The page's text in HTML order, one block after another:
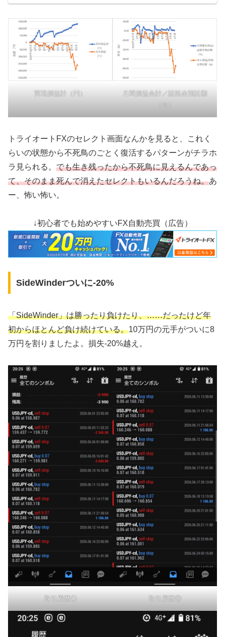
実現損益計（円）
月間損益合計／証拠金預託額
（％）
トライオートFXのセレクト画面なんかを見ると、これく
らいの状態から不死鳥のごとく復活するパターンがチラホ
ラ見られる。 でも生き残ったから不死鳥に見えるんであっ
て、そのまま死んで消えたセレクトもいるんだろうね。あ
ー、怖い怖い。
↓初心者でも始めやすいFX自動売買（広告）
SideWinderついに‐20%
「SideWinder」は勝ったり負けたり、……だったけど年
初からほとんど負け続けている。10万円の元手がついに8
万円を割りましたよ。損失-20%越え。
取引履歴① 取引履歴②